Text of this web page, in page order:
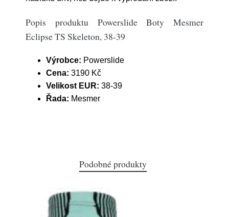
Popis produktu Powerslide Boty Mesmer
Eclipse TS Skeleton, 38-39
Výrobce: Powerslide
Cena: 3190 Kč
Velikost EUR: 38-39
Řada: Mesmer
Podobné produkty